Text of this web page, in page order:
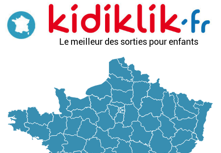
contenu
principal
Le meilleur des sorties pour enfants